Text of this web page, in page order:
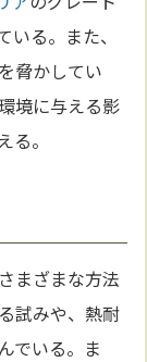
る。また、
脅かしてい
境に与える影
。
まざまな方法
試みや、熱耐
でいる。ま